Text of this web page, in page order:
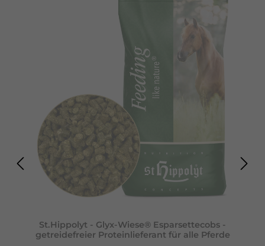
St.Hippolyt - Glyx-Wiese® Esparsettecobs -
getreidefreier Proteinlieferant für alle Pferde